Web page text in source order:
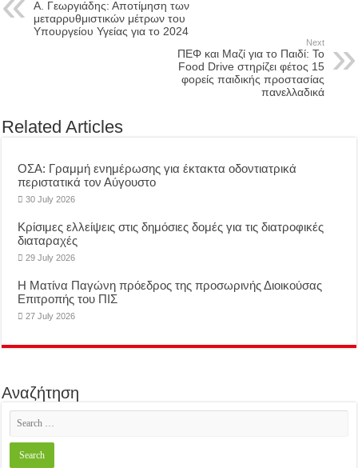
Α. Γεωργιάδης: Αποτίμηση των
μεταρρυθμιστικών μέτρων του
Υπουργείου Υγείας για το 2024
Next
ΠΕΦ και Μαζί για το Παιδί: Το
Food Drive στηρίζει φέτος 15
φορείς παιδικής προστασίας
πανελλαδικά
Related Articles
ΟΣΑ: Γραμμή ενημέρωσης για έκτακτα οδοντιατρικά
περιστατικά τον Αύγουστο
30 July 2026
Κρίσιμες ελλείψεις στις δημόσιες δομές για τις διατροφικές
διαταραχές
29 July 2026
Η Ματίνα Παγώνη πρόεδρος της προσωρινής Διοικούσας
Επιτροπής του ΠΙΣ
27 July 2026
Αναζήτηση